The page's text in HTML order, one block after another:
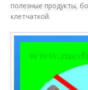
полезные продукты,
клетчаткой.